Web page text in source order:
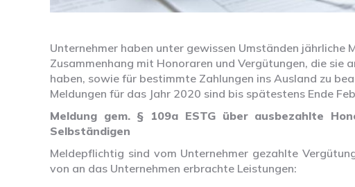
Unternehmer haben unter gewissen Umständen jährliche
Zusammenhang mit Honoraren und Vergütungen, die
haben, sowie für bestimmte Zahlungen ins Ausland zu
Meldungen für das Jahr 2020 sind bis spätestens Ende
Meldung gem. § 109a ESTG über ausbezahlte
Selbständigen
Meldepflichtig sind vom Unternehmer gezahlte
von an das Unternehmen erbrachte Leistungen: